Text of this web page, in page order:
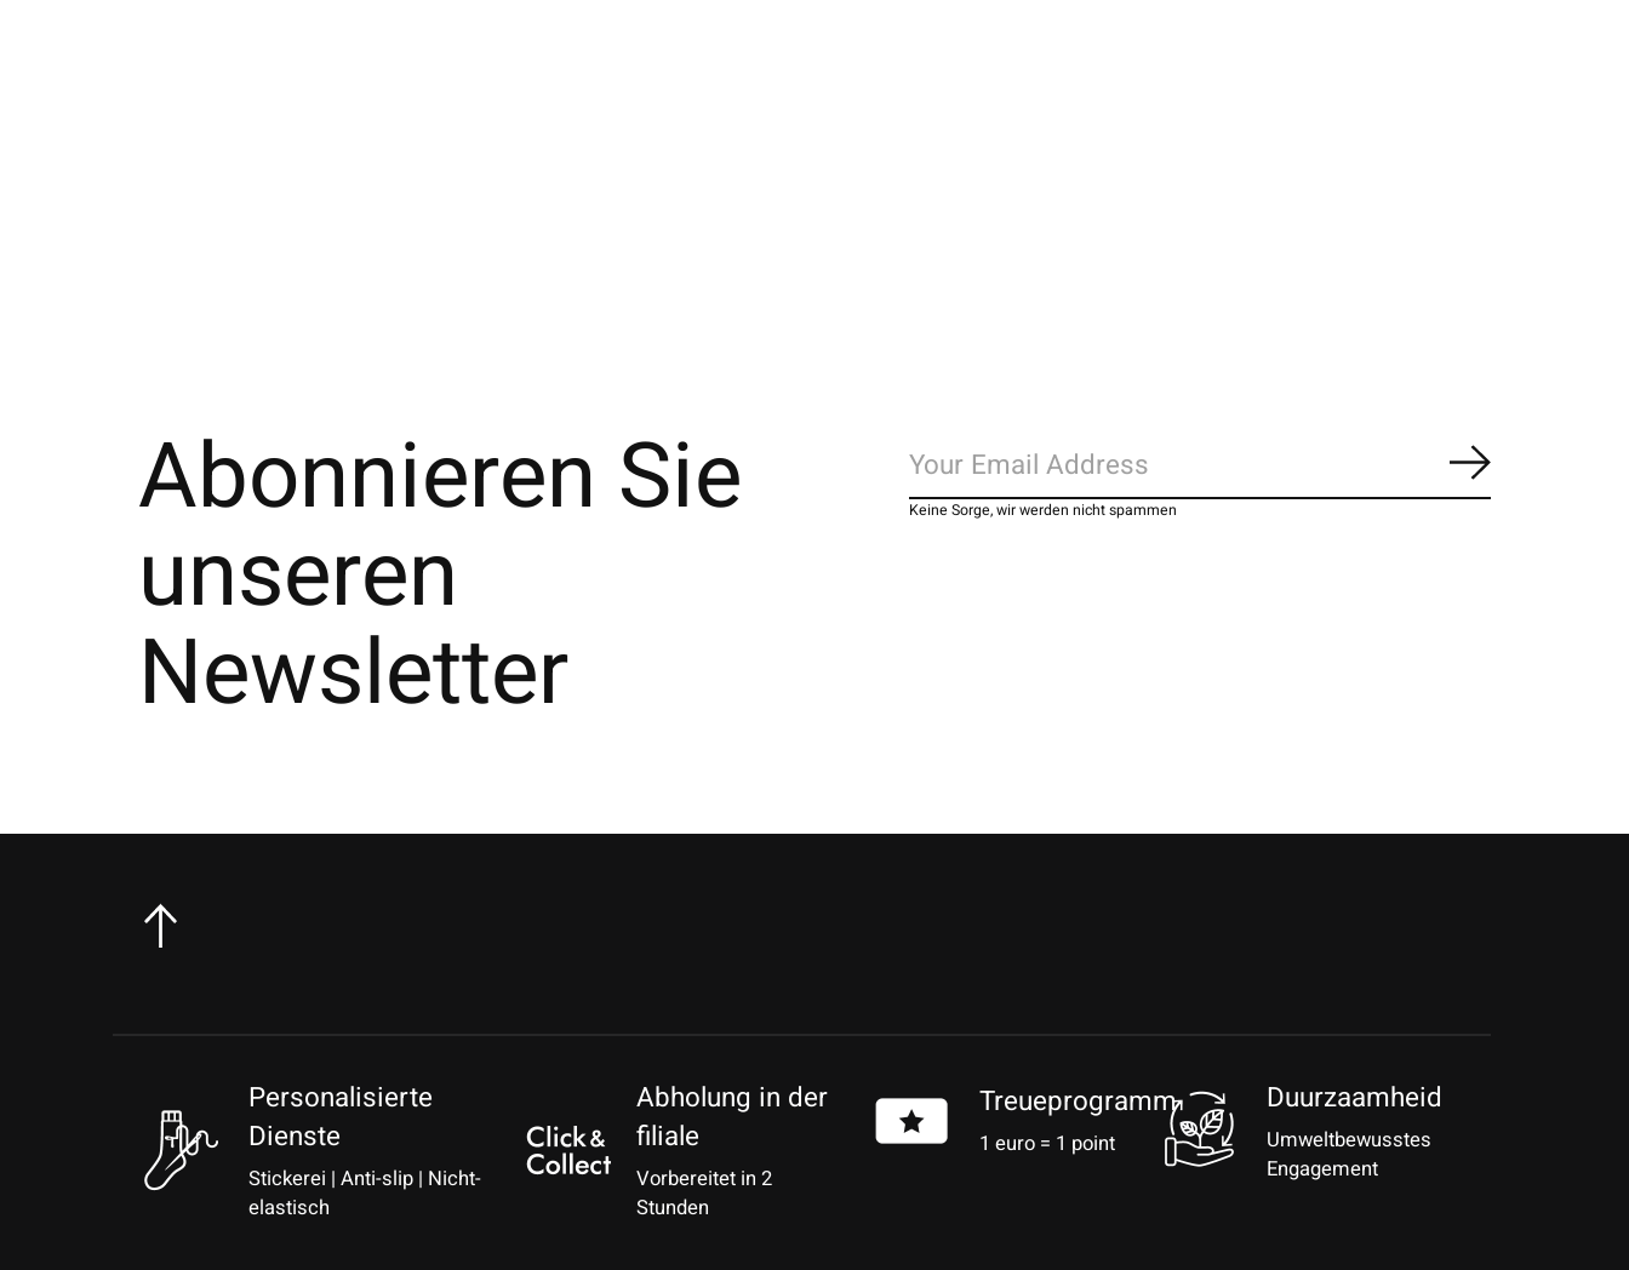
Abonnieren Sie
unseren
Newsletter
Abonnieren
Keine Sorge, wir werden nicht spammen
Personalisierte
Dienste
Stickerei | Anti-slip | Nicht-
elastisch
Abholung in der
filiale
Vorbereitet in 2
Stunden
Treueprogramm
1 euro = 1 point
Duurzaamheid
Umweltbewusstes
Engagement